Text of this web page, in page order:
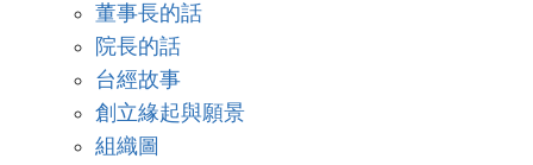
董事長的話
院長的話
台經故事
創立緣起與願景
組織圖